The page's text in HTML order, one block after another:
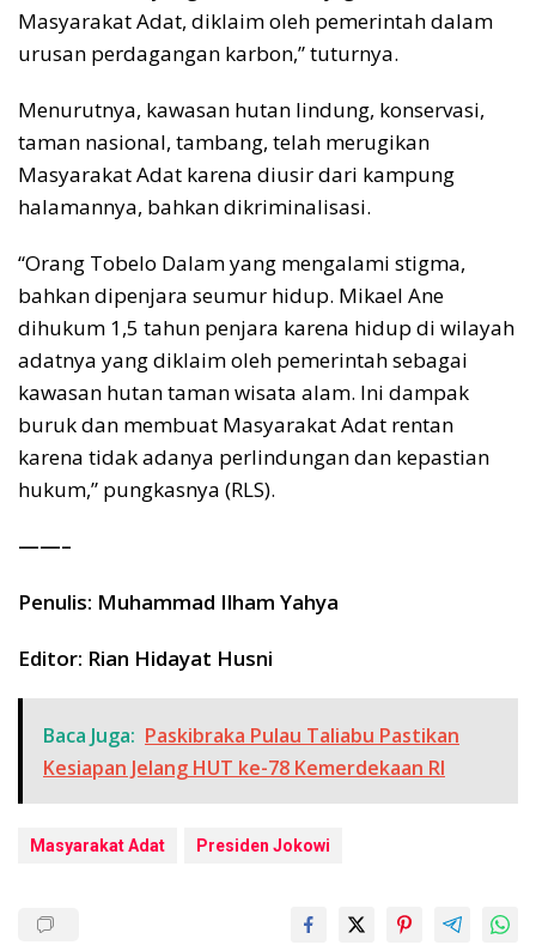
Masyarakat Adat, diklaim oleh pemerintah dalam
urusan perdagangan karbon,” tuturnya.
Menurutnya, kawasan hutan lindung, konservasi,
taman nasional, tambang, telah merugikan
Masyarakat Adat karena diusir dari kampung
halamannya, bahkan dikriminalisasi.
“Orang Tobelo Dalam yang mengalami stigma,
bahkan dipenjara seumur hidup. Mikael Ane
dihukum 1,5 tahun penjara karena hidup di wilayah
adatnya yang diklaim oleh pemerintah sebagai
kawasan hutan taman wisata alam. Ini dampak
buruk dan membuat Masyarakat Adat rentan
karena tidak adanya perlindungan dan kepastian
hukum,” pungkasnya (RLS).
——–
Penulis: Muhammad Ilham Yahya
Editor: Rian Hidayat Husni
Baca Juga: Paskibraka Pulau Taliabu Pastikan
Kesiapan Jelang HUT ke-78 Kemerdekaan RI
Masyarakat Adat Presiden Jokowi